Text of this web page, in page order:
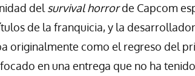
del survival horrorde Capcom
de la franquicia, y la
originalmente como el regreso del
en una entrega que no ha